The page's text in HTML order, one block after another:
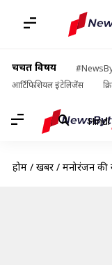
चर्चित विषय
आर्टिफिशियल इंटेलिजेंस
Hindi
होम / खबरें / मनोरंजन की